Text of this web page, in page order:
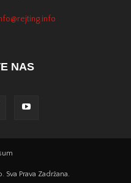
NAS
Sva Prava Zadržana.